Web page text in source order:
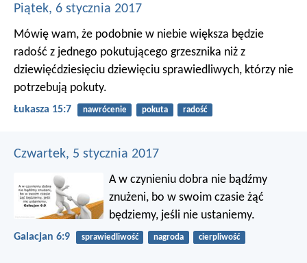
Piątek, 6 stycznia 2017
Mówię wam, że podobnie w niebie większa będzie
radość z jednego pokutującego grzesznika niż z
dziewięćdziesięciu dziewięciu sprawiedliwych, którzy nie
potrzebują pokuty.
Łukasza 15:7 nawrócenie pokuta radość
Czwartek, 5 stycznia 2017
A w czynieniu dobra nie bądźmy
znużeni, bo w swoim czasie żąć
będziemy, jeśli nie ustaniemy.
Galacjan 6:9 sprawiedliwość nagroda cierpliwość